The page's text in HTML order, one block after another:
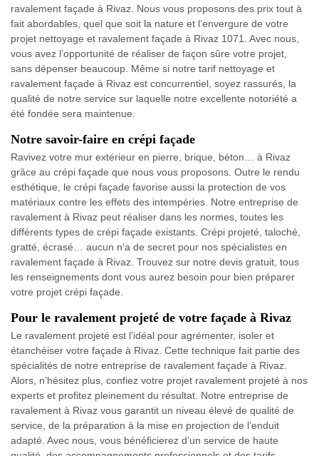
ravalement façade à Rivaz. Nous vous proposons des prix tout à
fait abordables, quel que soit la nature et l’envergure de votre
projet nettoyage et ravalement façade à Rivaz 1071. Avec nous,
vous avez l’opportunité de réaliser de façon sûre votre projet,
sans dépenser beaucoup. Même si notre tarif nettoyage et
ravalement façade à Rivaz est concurrentiel, soyez rassurés, la
qualité de notre service sur laquelle notre excellente notoriété a
été fondée sera maintenue.
Notre savoir-faire en crépi façade
Ravivez votre mur extérieur en pierre, brique, béton… à Rivaz
grâce au crépi façade que nous vous proposons. Outre le rendu
esthétique, le crépi façade favorise aussi la protection de vos
matériaux contre les effets des intempéries. Notre entreprise de
ravalement à Rivaz peut réaliser dans les normes, toutes les
différents types de crépi façade existants. Crépi projeté, taloché,
gratté, écrasé… aucun n’a de secret pour nos spécialistes en
ravalement façade à Rivaz. Trouvez sur notre devis gratuit, tous
les renseignements dont vous aurez besoin pour bien préparer
votre projet crépi façade.
Pour le ravalement projeté de votre façade à Rivaz
Le ravalement projeté est l’idéal pour agrémenter, isoler et
étanchéiser votre façade à Rivaz. Cette technique fait partie des
spécialités de notre entreprise de ravalement façade à Rivaz.
Alors, n’hésitez plus, confiez votre projet ravalement projeté à nos
experts et profitez pleinement du résultat. Notre entreprise de
ravalement à Rivaz vous garantit un niveau élevé de qualité de
service, de la préparation à la mise en projection de l’enduit
adapté. Avec nous, vous bénéficierez d’un service de haute